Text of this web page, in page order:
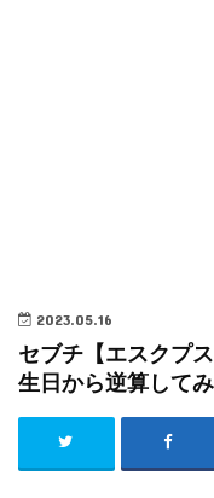
2023.05.16
セブチ【エスクプ
生日から逆算してみ